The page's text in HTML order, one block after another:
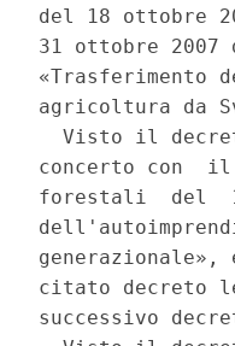
del 18 ottobre
31 ottobre 2007
agricoltura da
Visto il
concerto con
forestali  del
citato decreto
successivo